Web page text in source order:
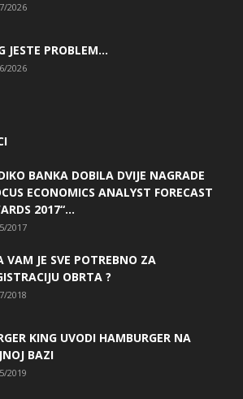
2026
JESTE PROBLEM…
2026
BANKA DOBILA DVIJE NAGRADE
ECONOMICS ANALYST FORECAST
2017“...
2017
VAM JE SVE POTREBNO ZA
OBRTA ?
2018
KING UVODI HAMBURGER NA
BAZI
2019